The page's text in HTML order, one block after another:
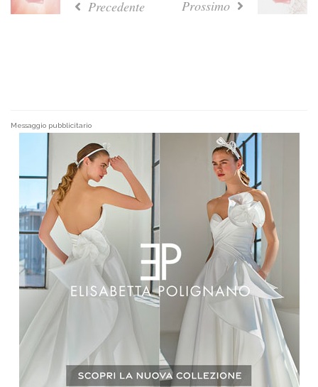
Precedente Prossimo
Messaggio pubblicitario